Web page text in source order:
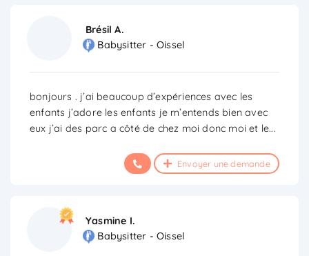
Brésil A.
Babysitter - Oissel
bonjours . j’ai beaucoup d’expériences avec les
enfants j’adore les enfants je m’entends bien avec
eux j’ai des parc a côté de chez moi donc moi et le...
Envoyer une demande
Yasmine I.
Babysitter - Oissel